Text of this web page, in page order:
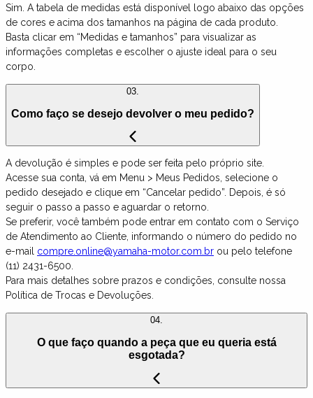
Sim. A tabela de medidas está disponível logo abaixo das opções
de cores e acima dos tamanhos na página de cada produto.
Basta clicar em “Medidas e tamanhos” para visualizar as
informações completas e escolher o ajuste ideal para o seu
corpo.
03.
Como faço se desejo devolver o meu pedido?
A devolução é simples e pode ser feita pelo próprio site.
Acesse sua conta, vá em Menu > Meus Pedidos, selecione o
pedido desejado e clique em “Cancelar pedido”. Depois, é só
seguir o passo a passo e aguardar o retorno.
Se preferir, você também pode entrar em contato com o Serviço
de Atendimento ao Cliente, informando o número do pedido no
e-mail compre.online@yamaha-motor.com.br ou pelo telefone
(11) 2431-6500.
Para mais detalhes sobre prazos e condições, consulte nossa
Política de Trocas e Devoluções.
04.
O que faço quando a peça que eu queria está
esgotada?